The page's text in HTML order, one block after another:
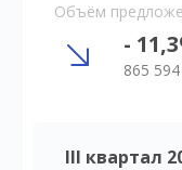
Объём
-
865 594
III квартал